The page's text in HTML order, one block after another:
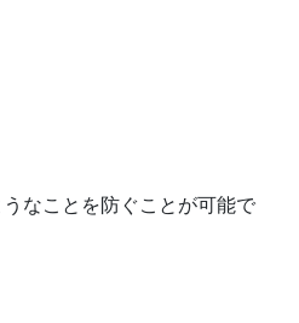
なことを防ぐことが可能で